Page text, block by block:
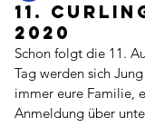
11.
2020
Schon folgt die 11.
Tag werden sich
immer eure Familie,
Anmeldung über